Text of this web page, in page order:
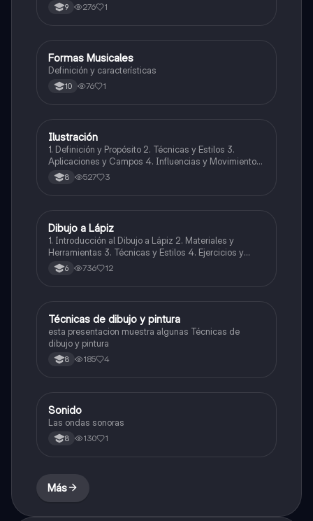
de melodías y arreglos.
9 276 1
Música
Formas Musicales
Definición y características
10 76 1
Artes
Ilustración
1. Definición y Propósito 2. Técnicas y Estilos 3.
Aplicaciones y Campos 4. Influencias y Movimientos
Artísticos 5. Ética en la Ilustración 6. Desarrollo
Profesional y Educativo 7. Ejemplos y Referencias
8 527 3
Artes
Dibujo a Lápiz
1. Introducción al Dibujo a Lápiz 2. Materiales y
Herramientas 3. Técnicas y Estilos 4. Ejercicios y
Prácticas Recomendadas 5. Inspiración y
Referencias 6. Proceso Creativo y Experimentación
6 736 12
Artes
Técnicas de dibujo y pintura
esta presentacion muestra algunas Técnicas de
dibujo y pintura
8 185 4
Música
Sonido
Las ondas sonoras
8 130 1
Más